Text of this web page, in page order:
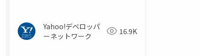
Yahoo!デベロッパ
ーネットワーク
16.9K